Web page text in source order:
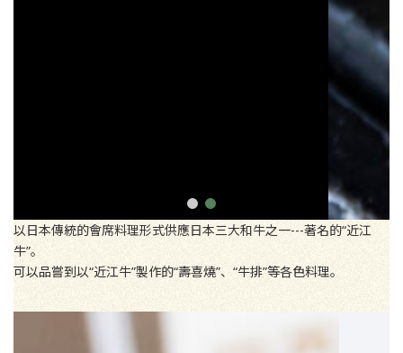
以日本傳統的會席料理形式供應日本三大和牛之一---著名的“近江
牛”。
可以品嘗到以“近江牛”製作的“壽喜燒”、“牛排”等各色料理。